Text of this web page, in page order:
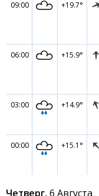
09:00 +19.7°
06:00 +15.9°
03:00 +14.9°
00:00 +15.1°
Четверг,6 Августа